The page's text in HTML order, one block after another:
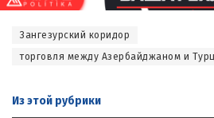
Зангезурский коридор
торговля между Азербайджаном и
Из этой рубрики